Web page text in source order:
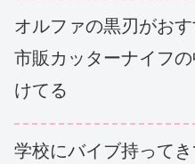
オルファの黒刃がお
市販カッターナイフ
けてる
学校にバイブ持って